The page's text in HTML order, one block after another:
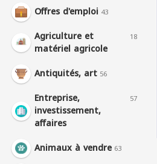
Offres d'emploi 43
Agriculture et
matériel agricole
18
Antiquités, art 56
Entreprise,
investissement,
affaires
57
Animaux à vendre 63